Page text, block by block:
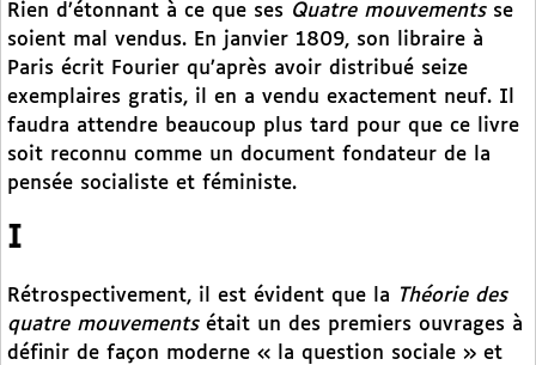
Rien d’étonnant à ce que ses Quatre mouvementsse
soient mal vendus. En janvier 1809, son libraire à
Paris écrit Fourier qu’après avoir distribué seize
exemplaires gratis, il en a vendu exactement neuf. Il
faudra attendre beaucoup plus tard pour que ce livre
soit reconnu comme un document fondateur de la
pensée socialiste et féministe.
I
Rétrospectivement, il est évident que la Théorie des
quatre mouvementsétait un des premiers ouvrages à
définir de façon moderne « la question sociale » et